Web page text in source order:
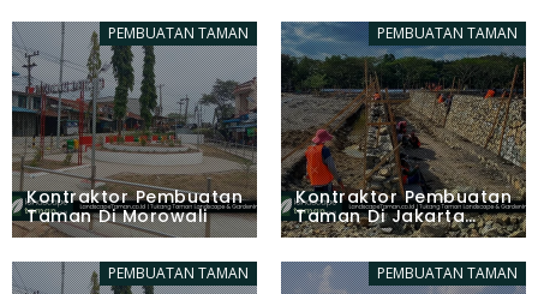
PEMBUATAN TAMAN
Kontraktor Pembuatan
Taman Di Morowali
PEMBUATAN TAMAN
Kontraktor Pembuatan
Taman Di Jakarta
Timur
PEMBUATAN TAMAN PEMBUATAN TAMAN